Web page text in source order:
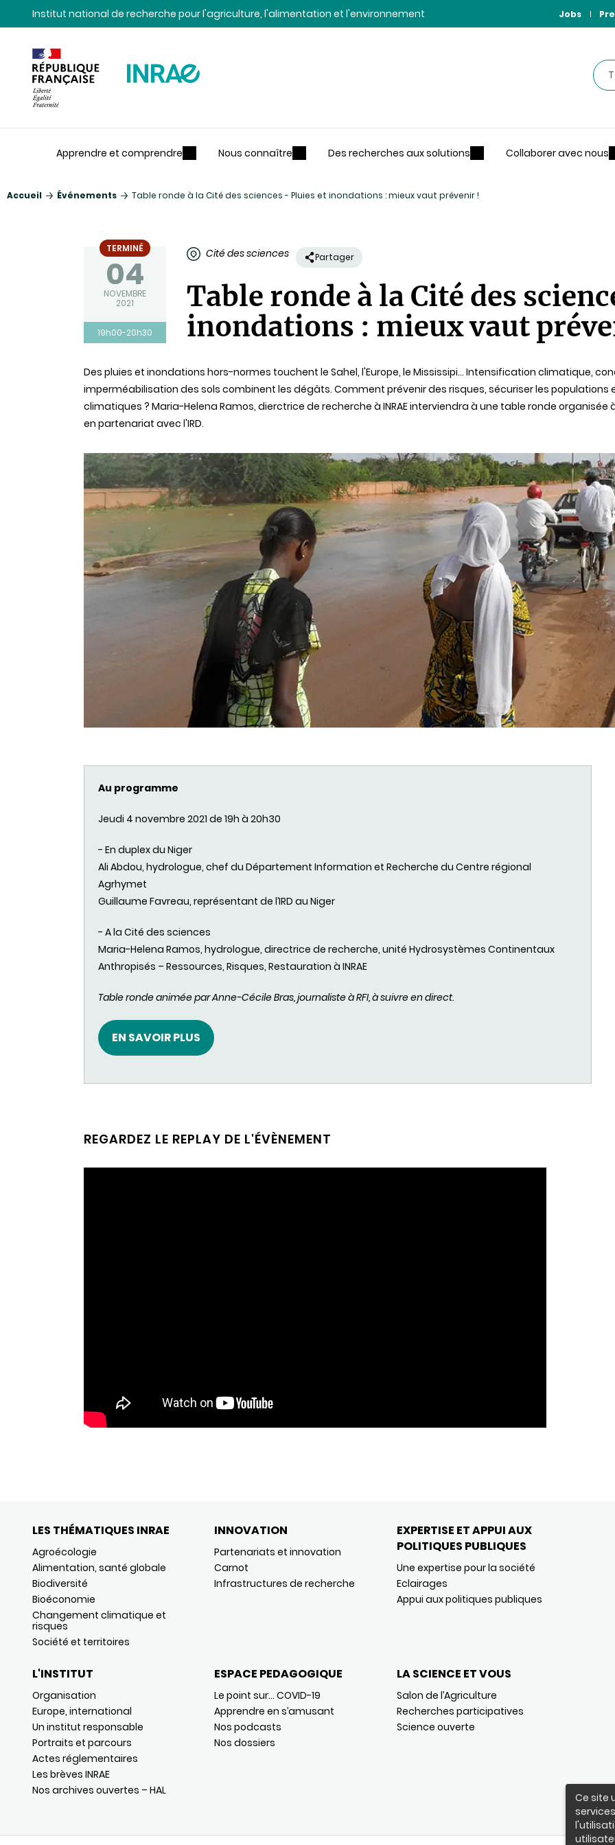
Ce site
Contenu
Recherche
NavigationInstitut national de recherche pour l'agriculture, l'alimentation et l'environnement Jobs
Apprendre et comprendre Nous connaître Des recherches aux solutions Collaborer avec nous
Accueil Événements Table ronde à la Cité des sciences - Pluies et inondations : mieux vaut prévenir !
04
NOVEMBRE
2021
19h00-20h30
TERMINÉ Cité des sciences Partager
Table ronde à la Cité des
inondations : mieux vaut
Des pluies et inondations hors-normes touchent le Sahel, l'Europe, le Mississipi... Intensification climatique,
imperméabilisation des sols combinent les dégâts. Comment prévenir des risques, sécuriser les
climatiques ? Maria-Helena Ramos, dierctrice de recherche à INRAE interviendra à une table ronde organisée
en partenariat avec l'IRD.
Au programme
Jeudi 4 novembre 2021 de 19h à 20h30
- En duplex du Niger
Ali Abdou, hydrologue, chef du Département Information et Recherche du Centre régional
Agrhymet
Guillaume Favreau, représentant de l’IRD au Niger
- A la Cité des sciences
Maria-Helena Ramos, hydrologue, directrice de recherche, unité Hydrosystèmes Continentaux
Anthropisés – Ressources, Risques, Restauration à INRAE
Table ronde animée par Anne-Cécile Bras, journaliste à RFI, à suivre en direct.
EN SAVOIR PLUS
REGARDEZ LE REPLAY DE L'ÉVÈNEMENT
LES THÉMATIQUES INRAE
Agroécologie
Alimentation, santé globale
Biodiversité
Bioéconomie
Changement climatique et
risques
Société et territoires
INNOVATION
Partenariats et innovation
Carnot
Infrastructures de recherche
EXPERTISE ET APPUI AUX
POLITIQUES PUBLIQUES
Une expertise pour la société
Eclairages
Appui aux politiques publiques
L'INSTITUT
Organisation
Europe, international
Un institut responsable
Portraits et parcours
Actes réglementaires
Les brèves INRAE
Nos archives ouvertes – HAL
ESPACE PEDAGOGIQUE
Le point sur… COVID-19
Apprendre en s’amusant
Nos podcasts
Nos dossiers
LA SCIENCE ET VOUS
Salon de l’Agriculture
Recherches participatives
Science ouverte